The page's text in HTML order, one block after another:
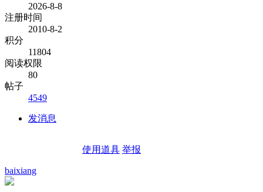
2026-8-8
注册时间
2010-8-2
积分
11804
阅读权限
80
帖子
4549
发消息
使用道具 举报
baixiang